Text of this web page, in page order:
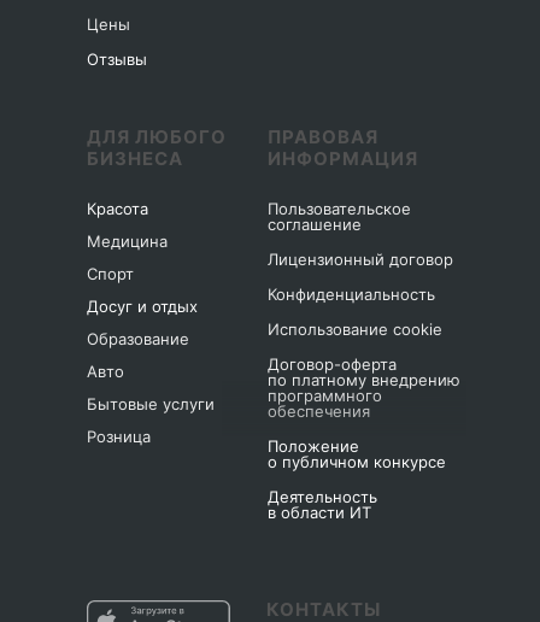
ПРАВОВАЯ
ИНФОРМАЦИЯ
ДЛЯ ЛЮБОГО
БИЗНЕСА
КОНТАКТЫ
Цены
Отзывы
Медицина
Спорт
Розница
Красота
Авто
Образование
Бытовые услуги
Досуг и отдых
Пользовательское
соглашение
Лицензионный договор
Использование cookie
Конфиденциальность
Договор-оферта
по платному внедрению
программного
обеспечения
Положение
о публичном конкурсе
Деятельность
в области ИТ